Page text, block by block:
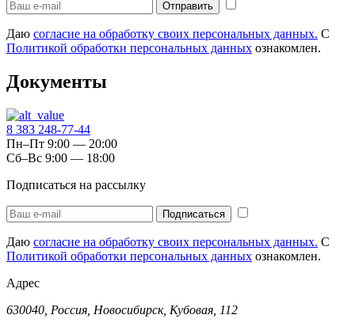
Даю согласие на обработку своих персональных данных. С
Политикой обработки персональных данных ознакомлен.
Документы
8 383 248-77-44
Пн–Пт 9:00 — 20:00
Сб–Вс 9:00 — 18:00
Подписаться на рассылку
Даю согласие на обработку своих персональных данных. С
Политикой обработки персональных данных ознакомлен.
Адрес
630040, Россия, Новосибирск, Кубовая, 112